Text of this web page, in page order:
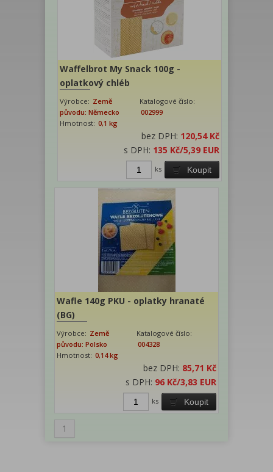
Waffelbrot My Snack 100g -
oplatkový chléb
Výrobce: Země
původu: Německo
Katalogové číslo:
002999
Hmotnost: 0,1 kg
bez DPH: 120,54 Kč
s DPH: 135 Kč/5,39 EUR
Koupit
ks
Wafle 140g PKU - oplatky hranaté
(BG)
Výrobce: Země
původu: Polsko
Katalogové číslo:
004328
Hmotnost: 0,14 kg
bez DPH: 85,71 Kč
s DPH: 96 Kč/3,83 EUR
Koupit
ks
1